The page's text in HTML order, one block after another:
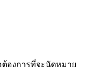
องการที่จะนัดหมาย